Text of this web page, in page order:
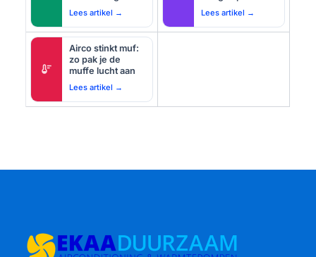
Lees artikel → Lees artikel →
thermostat
Airco stinkt muf:
zo pak je de
muffe lucht aan
Lees artikel →